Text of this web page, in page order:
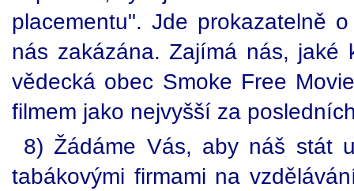
placementu". Jde prokazatelně
nás zakázána. Zajímá nás, jaké
vědecká obec Smoke Free
filmem jako nejvyšší za
8) Žádáme Vás, aby náš stát
tabákovými firmami na